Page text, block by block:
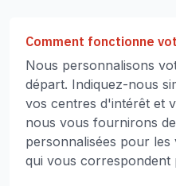
Comment fonctionne
Nous personnalisons
départ. Indiquez-nous
vos centres d'intérêt et
nous vous fournirons
personnalisées pour les
qui vous correspondent